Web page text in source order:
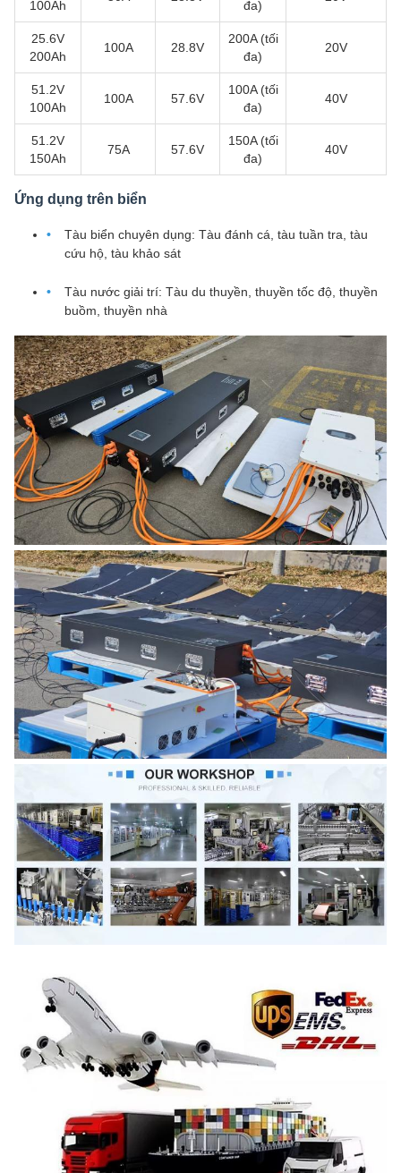
100Ah đa)
25.6V
200Ah
100A 28.8V
200A (tối
đa)
20V
51.2V
100Ah
100A 57.6V
100A (tối
đa)
40V
51.2V
150Ah
75A 57.6V
150A (tối
đa)
40V
Ứng dụng trên biển
Tàu biển chuyên dụng: Tàu đánh cá, tàu tuần tra, tàu
cứu hộ, tàu khảo sát
Tàu nước giải trí: Tàu du thuyền, thuyền tốc độ, thuyền
buồm, thuyền nhà